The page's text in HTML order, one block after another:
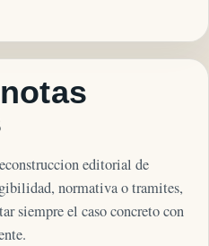
editorial de
normativa o tramites,
siempre el caso concreto con